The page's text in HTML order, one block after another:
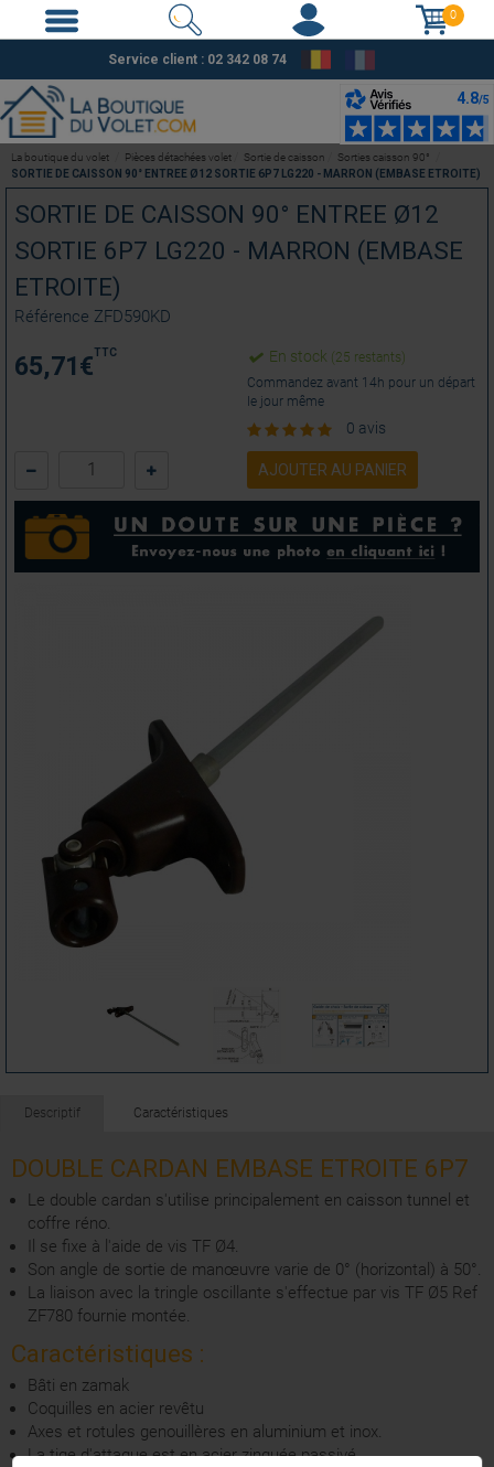
0
Service client : 02 342 08 74
SORTIE DE CAISSON 90° ENTREE Ø12
SORTIE 6P7 LG220 - MARRON (EMBASE
ETROITE)
Référence ZFD590KD
65,71 €TTC En stock (25 restants)
Commandez avant 14h pour un départ
le jour même
0 avis
AJOUTER AU PANIER
Descriptif Caractéristiques
DOUBLE CARDAN EMBASE ETROITE 6P7
Le double cardan s'utilise principalement en caisson tunnel et
coffre réno.
Il se fixe à l'aide de vis TF Ø4.
Son angle de sortie de manœuvre varie de 0° (horizontal) à 50°.
La liaison avec la tringle oscillante s'effectue par vis TF Ø5 Ref
ZF780 fournie montée.
Caractéristiques :
Bâti en zamak
Coquilles en acier revêtu
Axes et rotules genouillères en aluminium et inox.
La tige d'attaque est en acier zinguée passivé.
La boutique du volet Pièces détachées volet Sortie de caisson
Sorties caisson 90°
SORTIE DE CAISSON 90° ENTREE Ø12 SORTIE 6P7 LG220 - MARRON (EMBASE ETROITE)